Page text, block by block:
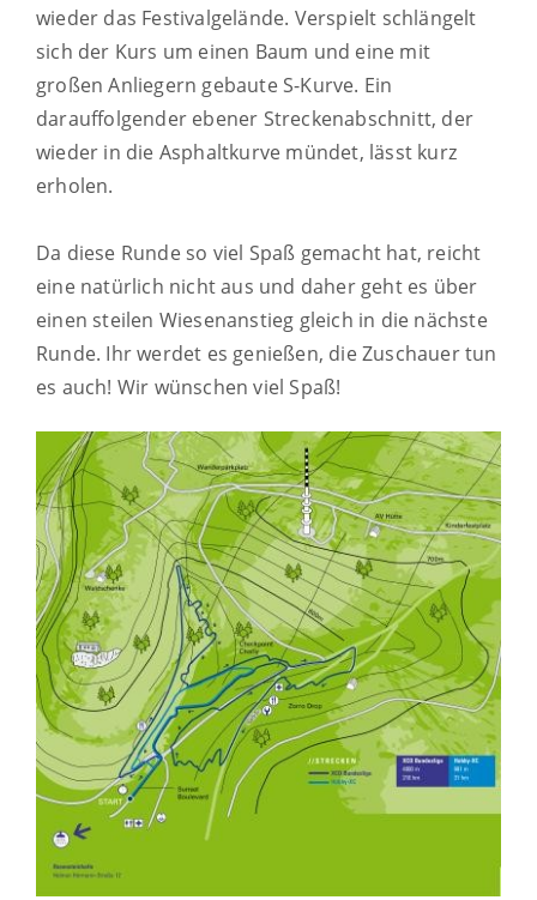
wieder das Festivalgelände. Verspielt schlängelt
sich der Kurs um einen Baum und eine mit
großen Anliegern gebaute S-Kurve. Ein
darauffolgender ebener Streckenabschnitt, der
wieder in die Asphaltkurve mündet, lässt kurz
erholen.
Da diese Runde so viel Spaß gemacht hat, reicht
eine natürlich nicht aus und daher geht es über
einen steilen Wiesenanstieg gleich in die nächste
Runde. Ihr werdet es genießen, die Zuschauer tun
es auch! Wir wünschen viel Spaß!